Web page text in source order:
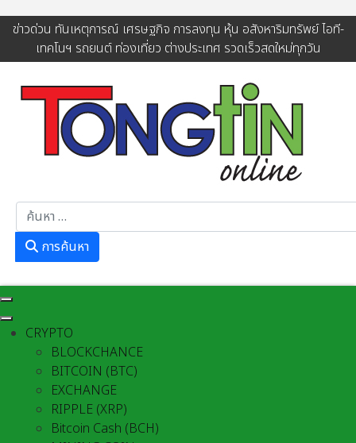
ข่าวด่วน ทันเหตุการณ์ เศรษฐกิจ การลงทุน หุ้น อสังหาริมทรัพย์ ไอที-
เทคโนฯ รถยนต์ ท่องเที่ยว ต่างประเทศ รวดเร็วสดใหม่ทุกวัน
การค้นหา
CRYPTO
BLOCKCHANCE
BITCOIN (BTC)
EXCHANGE
RIPPLE (XRP)
Bitcoin Cash (BCH)